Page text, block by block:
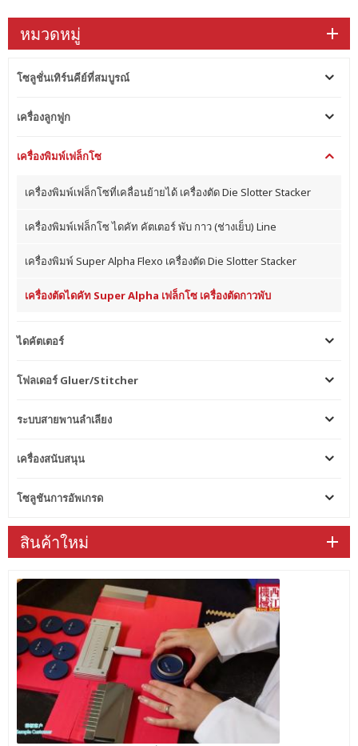
หมวดหมู่
โซลูชั่นเทิร์นคีย์ที่สมบูรณ์
เครื่องลูกฟูก
เครื่องพิมพ์เฟล็กโซ
เครื่องพิมพ์เฟล็กโซที่เคลื่อนย้ายได้ เครื่องตัด Die Slotter Stacker
เครื่องพิมพ์เฟล็กโซ ไดคัท คัตเตอร์ พับ กาว (ช่างเย็บ) Line
เครื่องพิมพ์ Super Alpha Flexo เครื่องตัด Die Slotter Stacker
เครื่องตัดไดคัท Super Alpha เฟล็กโซ เครื่องตัดกาวพับ
ไดคัตเตอร์
โฟลเดอร์ Gluer/Stitcher
ระบบสายพานลำเลียง
เครื่องสนับสนุน
โซลูชันการอัพเกรด
สินค้าใหม่